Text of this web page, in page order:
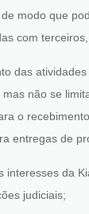
modo que
com
das
não se
o
entregas de
interesses da
judiciais;